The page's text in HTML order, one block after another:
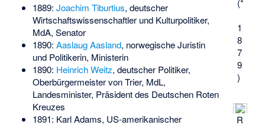
(*
1
8
7
9
)
R
1889: Joachim Tiburtius, deutscher
Wirtschaftswissenschaftler und Kulturpolitiker,
MdA, Senator
1890: Aaslaug Aasland, norwegische Juristin
und Politikerin, Ministerin
1890: Heinrich Weitz, deutscher Politiker,
Oberbürgermeister von Trier, MdL,
Landesminister, Präsident des Deutschen Roten
Kreuzes
1891: Karl Adams, US-amerikanischer